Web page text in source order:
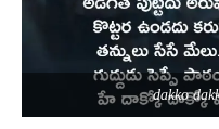
dakko